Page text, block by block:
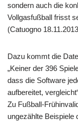
sondern auch die
Vollgasfußball frisst
(Catuogno
Dazu kommt die
„Keiner der 396
dass die Software
aufbereitet,
Zu Fußball-
ungezählte Beispiele